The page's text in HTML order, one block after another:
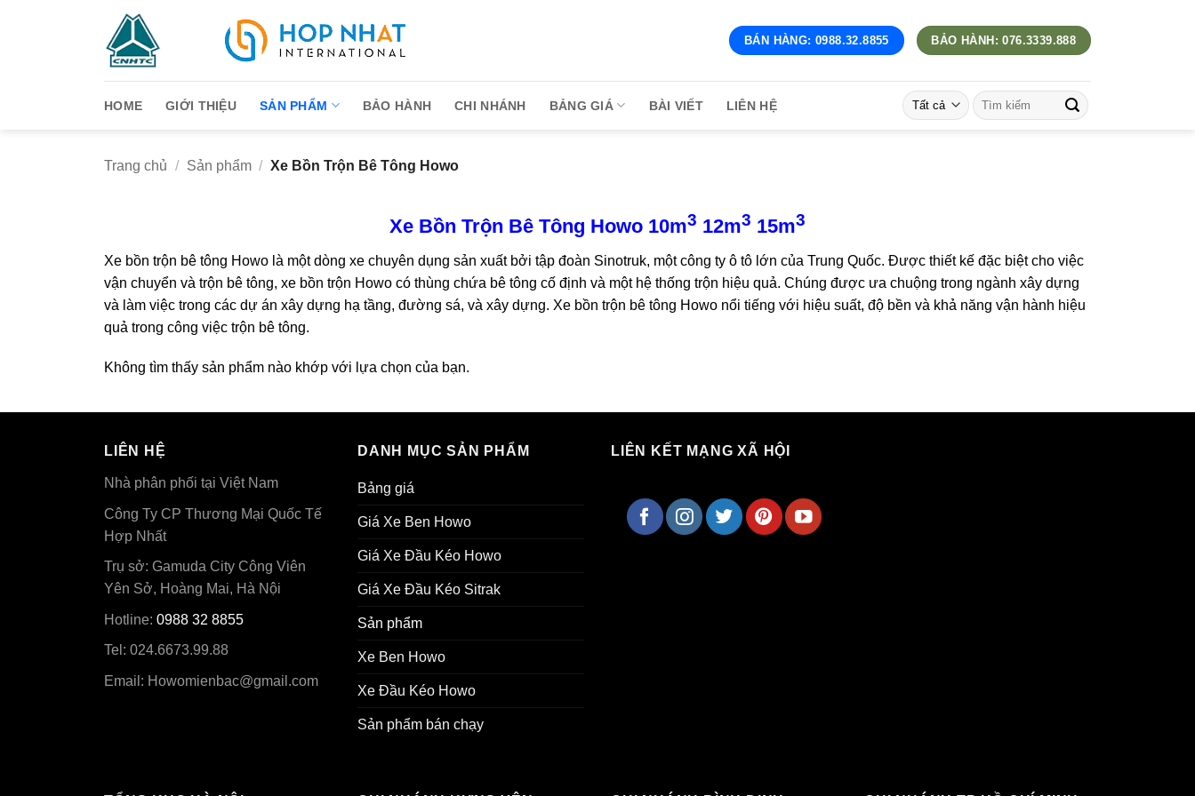
BÁN HÀNG: 0988.32.8855 BẢO HÀNH: 076.3339.888
HOME GIỚI THIỆU SẢN PHẨM BẢO HÀNH CHI NHÁNH BẢNG GIÁ BÀI VIẾT LIÊN HỆ
Tìm
kiếm:
Trang chủ / Sản phẩm / Xe Bồn Trộn Bê Tông Howo
Xe Bồn Trộn Bê Tông Howo 10m3 12m3 15m3
Xe bồn trộn bê tông Howo là một dòng xe chuyên dụng sản xuất bởi tập đoàn Sinotruk, một công ty ô tô lớn của Trung Quốc. Được thiết kế đặc biệt cho việc
vận chuyển và trộn bê tông, xe bồn trộn Howo có thùng chứa bê tông cố định và một hệ thống trộn hiệu quả. Chúng được ưa chuộng trong ngành xây dựng
và làm việc trong các dự án xây dựng hạ tầng, đường sá, và xây dựng. Xe bồn trộn bê tông Howo nổi tiếng với hiệu suất, độ bền và khả năng vận hành hiệu
quả trong công việc trộn bê tông.
Không tìm thấy sản phẩm nào khớp với lựa chọn của bạn.
LIÊN HỆ
Nhà phân phối tại Việt Nam
Công Ty CP Thương Mại Quốc Tế
Hợp Nhất
Trụ sở: Gamuda City Công Viên
Yên Sở, Hoàng Mai, Hà Nội
Hotline: 0988 32 8855
Tel: 024.6673.99.88
Email: Howomienbac@gmail.com
DANH MỤC SẢN PHẨM
Bảng giá
Giá Xe Ben Howo
Giá Xe Đầu Kéo Howo
Giá Xe Đầu Kéo Sitrak
Sản phẩm
Xe Ben Howo
Xe Đầu Kéo Howo
Sản phẩm bán chạy
LIÊN KẾT MẠNG XÃ HỘI